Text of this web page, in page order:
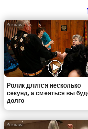
Ролик длится несколько
секунд, а смеяться вы
долго